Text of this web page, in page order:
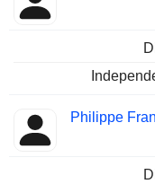
Philippe